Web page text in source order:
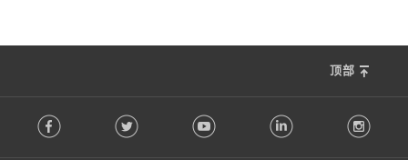
顶部
o Facebook Twitter Youtube LinkedIn